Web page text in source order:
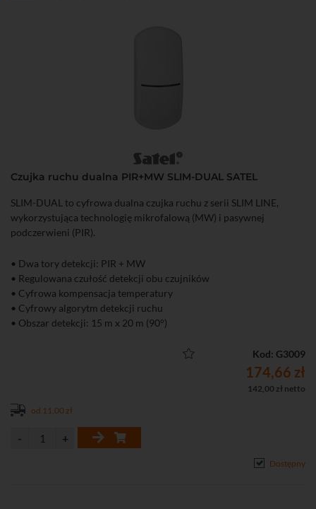
Czujka ruchu dualna PIR+MW SLIM-DUAL SATEL
SLIM-DUAL to cyfrowa dualna czujka ruchu z serii SLIM LINE,
wykorzystująca technologię mikrofalową (MW) i pasywnej
podczerwieni (PIR).
• Dwa tory detekcji: PIR + MW
• Regulowana czułość detekcji obu czujników
• Cyfrowa kompensacja temperatury
• Cyfrowy algorytm detekcji ruchu
• Obszar detekcji: 15 m x 20 m (90°)
• Wbudowane rezystory parametryczne
Kod: G3009
174,66 zł
142,00 zł netto
od 11,00 zł
Dostępny